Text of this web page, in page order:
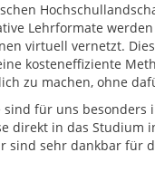
Lehrformate
virtuell vernetzt.
kosteneffiziente
zu machen, ohne
sind für uns
direkt in das Studium
sind sehr dankbar für